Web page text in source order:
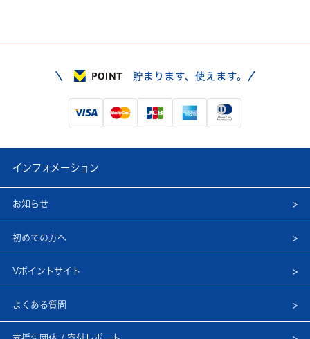
インフォメーション
お知らせ
初めての方へ
Vポイントサイト
よくある質問